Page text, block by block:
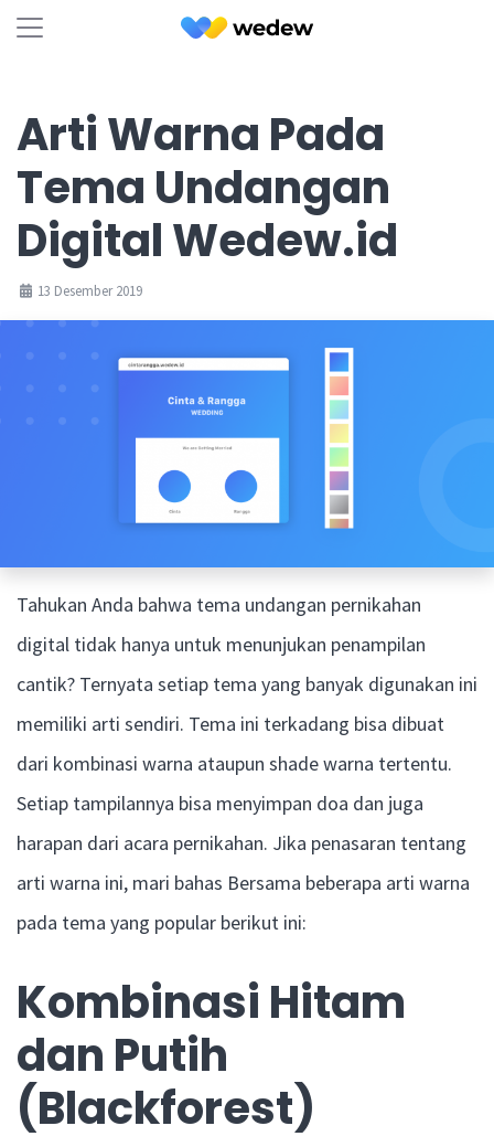
Arti Warna Pada
Tema Undangan
Digital Wedew.id
13 Desember 2019
Tahukan Anda bahwa tema undangan pernikahan
digital tidak hanya untuk menunjukan penampilan
cantik? Ternyata setiap tema yang banyak digunakan ini
memiliki arti sendiri. Tema ini terkadang bisa dibuat
dari kombinasi warna ataupun shade warna tertentu.
Setiap tampilannya bisa menyimpan doa dan juga
harapan dari acara pernikahan. Jika penasaran tentang
arti warna ini, mari bahas Bersama beberapa arti warna
pada tema yang popular berikut ini:
Kombinasi Hitam
dan Putih
(Blackforest)